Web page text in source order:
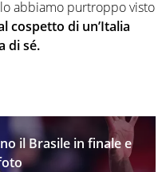
abbiamo purtroppo visto
cospetto di un’Italia
di sé.
il Brasile in finale e